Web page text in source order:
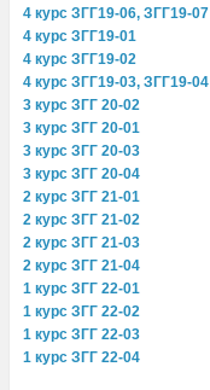
4 курс ЗГГ19-06, ЗГГ19-07
4 курс ЗГГ19-01
4 курс ЗГГ19-02
4 курс ЗГГ19-03, ЗГГ19-04
3 курс ЗГГ 20-02
3 курс ЗГГ 20-01
3 курс ЗГГ 20-03
3 курс ЗГГ 20-04
2 курс ЗГГ 21-01
2 курс ЗГГ 21-02
2 курс ЗГГ 21-03
2 курс ЗГГ 21-04
1 курс ЗГГ 22-01
1 курс ЗГГ 22-02
1 курс ЗГГ 22-03
1 курс ЗГГ 22-04